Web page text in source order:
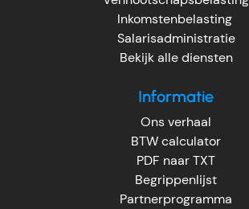
Inkomstenbelasting
Salarisadministratie
Bekijk alle diensten
Informatie
Ons verhaal
BTW calculator
PDF naar TXT
Begrippenlijst
Partnerprogramma